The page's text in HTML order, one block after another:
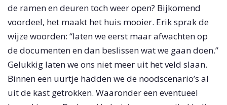
de ramen en deuren toch weer open? Bijkomend
voordeel, het maakt het huis mooier. Erik sprak de
wijze woorden: “laten we eerst maar afwachten op
de documenten en dan beslissen wat we gaan doen.”
Gelukkig laten we ons niet meer uit het veld slaan.
Binnen een uurtje hadden we de noodscenario’s al
uit de kast getrokken. Waaronder een eventueel